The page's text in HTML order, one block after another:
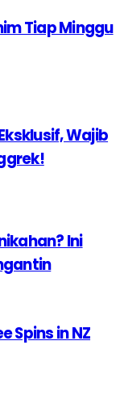
Tiap Minggu
Wajib
Ini
Spins in NZ